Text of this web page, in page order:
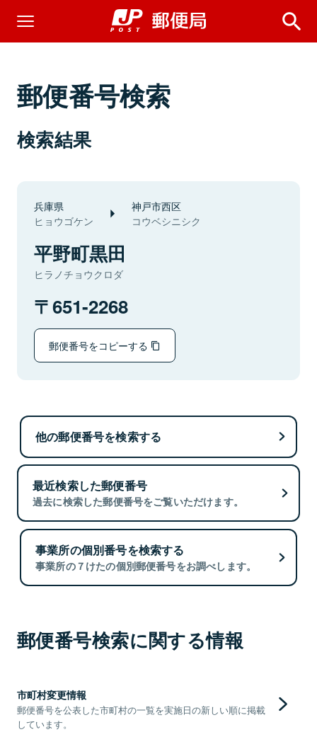
郵便番号検索
検索結果
兵庫県
ヒョウゴケン
神戸市西区
コウベシニシク
平野町黒田
ヒラノチョウクロダ
651-2268
郵便番号をコピーする
他の郵便番号を検索する
最近検索した郵便番号
過去に検索した郵便番号をご覧いただけます。
事業所の個別番号を検索する
事業所の７けたの個別郵便番号をお調べします。
郵便番号検索に関する情報
市町村変更情報
郵便番号を公表した市町村の一覧を実施日の新しい順に掲載
しています。